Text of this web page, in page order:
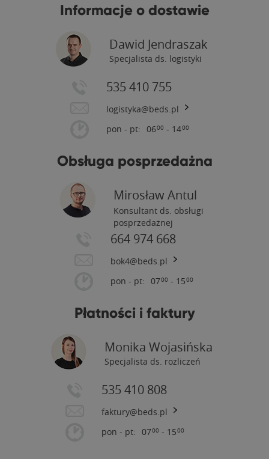
Informacje o dostawie
Dawid Jendraszak
Specjalista ds. logistyki
535 410 755
logistyka@beds.pl
pon - pt: 0600 - 1400
Obsługa posprzedażna
Mirosław Antul
Konsultant ds. obsługi
posprzedażnej
664 974 668
bok4@beds.pl
pon - pt: 0700 - 1500
Płatności i faktury
Monika Wojasińska
Specjalista ds. rozliczeń
535 410 808
faktury@beds.pl
pon - pt: 0700 - 1500